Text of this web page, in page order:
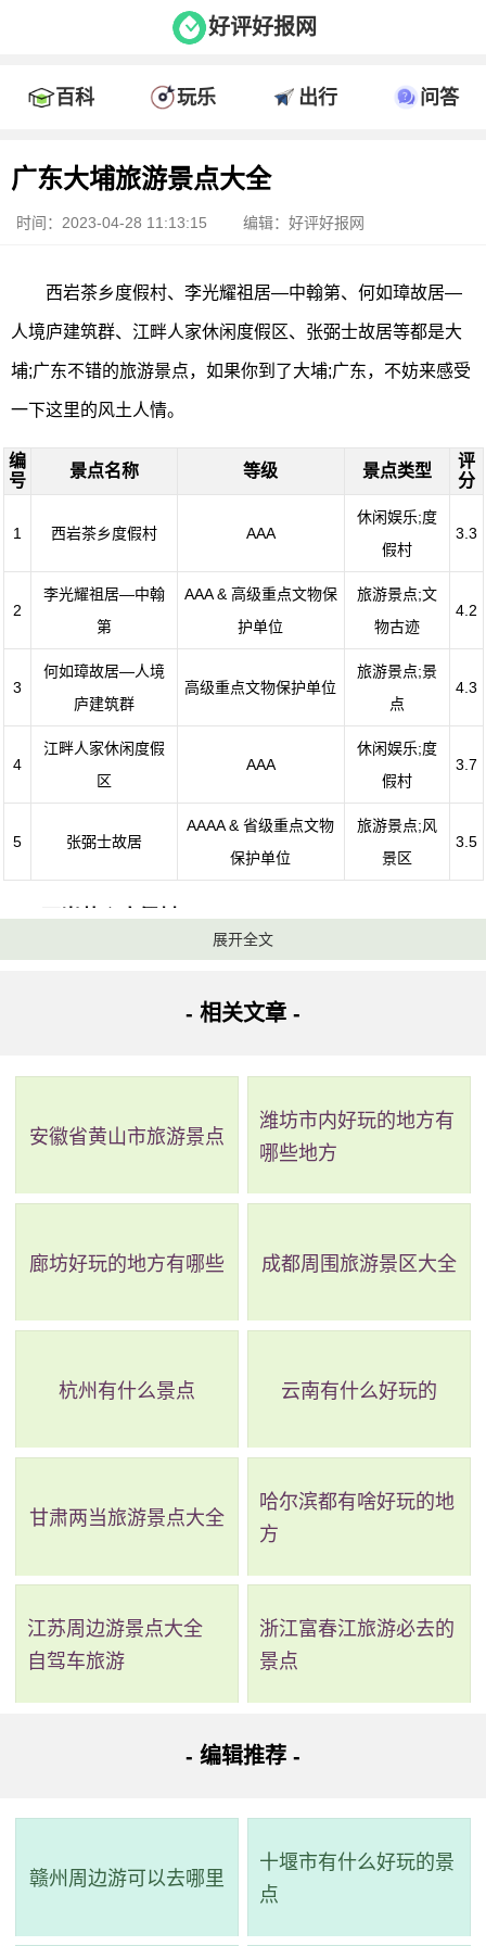
好评好报网
百科 玩乐 出行 问答
广东大埔旅游景点大全
时间：2023-04-28 11:13:15 编辑：好评好报网
西岩茶乡度假村、李光耀祖居—中翰第、何如璋故居—
人境庐建筑群、江畔人家休闲度假区、张弼士故居等都是大
埔;广东不错的旅游景点，如果你到了大埔;广东，不妨来感受
一下这里的风土人情。
编
号
景点名称 等级 景点类型
评
分
1 西岩茶乡度假村 AAA
休闲娱乐;度
假村
3.3
2
李光耀祖居—中翰
第
AAA & 高级重点文物保
护单位
旅游景点;文
物古迹
4.2
3
何如璋故居—人境
庐建筑群
高级重点文物保护单位
旅游景点;景
点
4.3
4
江畔人家休闲度假
区
AAA
休闲娱乐;度
假村
3.7
5 张弼士故居
AAAA & 省级重点文物
保护单位
旅游景点;风
景区
3.5
1、西岩茶乡度假村
电话：(0753)5535922
地址：梅州市大埔县枫朗镇西岩茶乡度假村
大埔县西岩茶乡度假村景色优美，有幽泉、山涧、飞瀑
等自然生态。该景区有万亩有机茶园和多个接待设施和景
点。别墅区共有8栋高级别墅供游客休闲度假，小溪流淌，瀑
布悬练，溪水清澈，登山石径别出心裁、沿途岩石遍刻。
2、李光耀祖居—中翰第
地址：梅州市大埔县222省道燮章乡道唐溪村
中翰第是李光耀的曾祖父于公元1884年建造的客家民
一家看管。唐溪村李氏族谱记载上祖为福建人，后裔经过几
商，在1864年到新加坡谋生，之后回乡建造了中翰第。
展开全文
- 相关文章 -
安徽省黄山市旅游景点
潍坊市内好玩的地方有
哪些地方
廊坊好玩的地方有哪些 成都周围旅游景区大全
杭州有什么景点 云南有什么好玩的
甘肃两当旅游景点大全
哈尔滨都有啥好玩的地
方
江苏周边游景点大全
自驾车旅游
浙江富春江旅游必去的
景点
- 编辑推荐 -
赣州周边游可以去哪里
十堰市有什么好玩的景
点